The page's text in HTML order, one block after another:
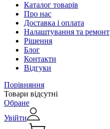
Каталог товарів
Про нас
Доставка і оплата
Налаштування та ремонт
Рішення
Блог
Контакти
Відгуки
Порівняння
Товари відсутні
Обране
Увійти